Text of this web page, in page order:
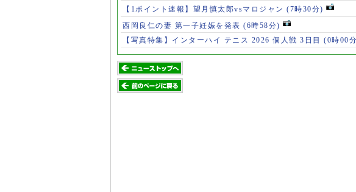
【1ポイント速報】望月慎太郎vsマロジャン (7時30分)
西岡良仁の妻 第一子妊娠を発表 (6時58分)
【写真特集】インターハイ テニス 2026 個人戦 3日目 (0時00